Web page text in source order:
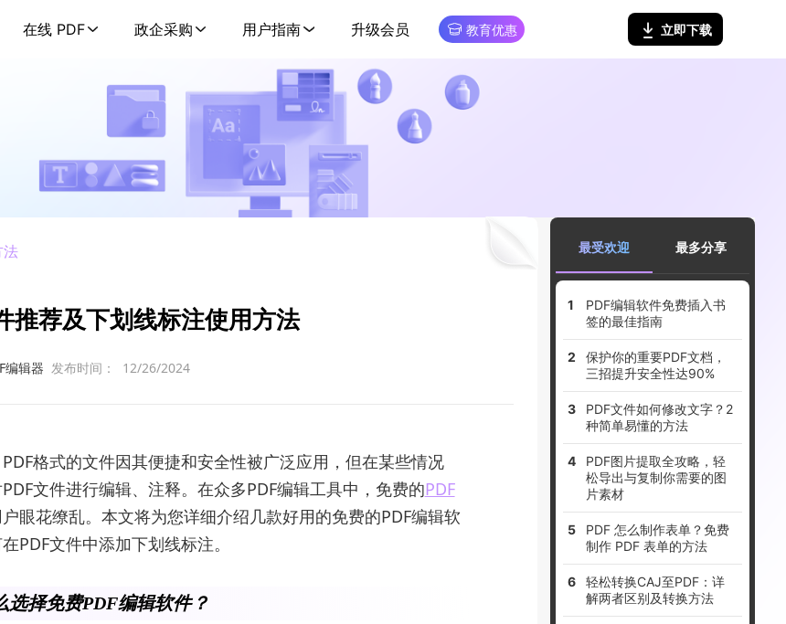
在线 PDF 政企采购 用户指南 升级会员 教育优惠 立即下载
法
推荐及下划线标注使用方法
编辑器 发布时间： 12/26/2024
格式的文件因其便捷和安全性被广泛应用，但在某些情况
文件进行编辑、注释。在众多PDF编辑工具中，免费的PDF
眼花缭乱。本文将为您详细介绍几款好用的免费的PDF编辑软
PDF文件中添加下划线标注。
选择免费PDF编辑软件？
最受欢迎 最多分享
PDF编辑软件免费插入书
签的最佳指南
保护你的重要PDF文档，
三招提升安全性达90%
PDF文件如何修改文字？2
种简单易懂的方法
PDF图片提取全攻略，轻
松导出与复制你需要的图
片素材
PDF 怎么制作表单？免费
制作 PDF 表单的方法
轻松转换CAJ至PDF：详
解两者区别及转换方法